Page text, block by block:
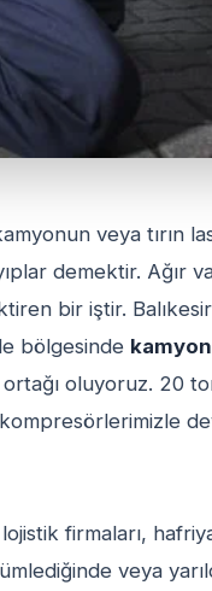
veya tırın
demektir. Ağır
bir iştir.
bölgesinde
oluyoruz. 20
firmaları,
veya